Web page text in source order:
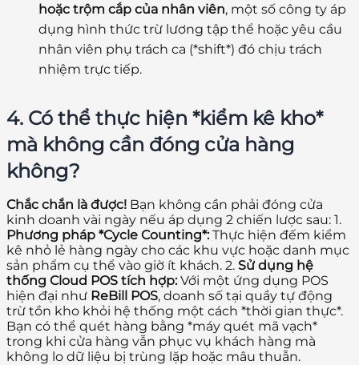
hoặc trộm cắp của nhân viên, một số công ty áp
dụng hình thức trừ lương tập thể hoặc yêu cầu
nhân viên phụ trách ca (*shift*) đó chịu trách
nhiệm trực tiếp.
4. Có thể thực hiện *kiểm kê kho*
mà không cần đóng cửa hàng
không?
Chắc chắn là được! Bạn không cần phải đóng cửa
kinh doanh vài ngày nếu áp dụng 2 chiến lược sau: 1.
Phương pháp *Cycle Counting*:Thực hiện đếm kiểm
kê nhỏ lẻ hàng ngày cho các khu vực hoặc danh mục
sản phẩm cụ thể vào giờ ít khách. 2. Sử dụng hệ
thống Cloud POS tích hợp:Với một ứng dụng POS
hiện đại như ReBill POS, doanh số tại quầy tự động
trừ tồn kho khỏi hệ thống một cách *thời gian thực*.
Bạn có thể quét hàng bằng *máy quét mã vạch*
trong khi cửa hàng vẫn phục vụ khách hàng mà
không lo dữ liệu bị trùng lặp hoặc mâu thuẫn.